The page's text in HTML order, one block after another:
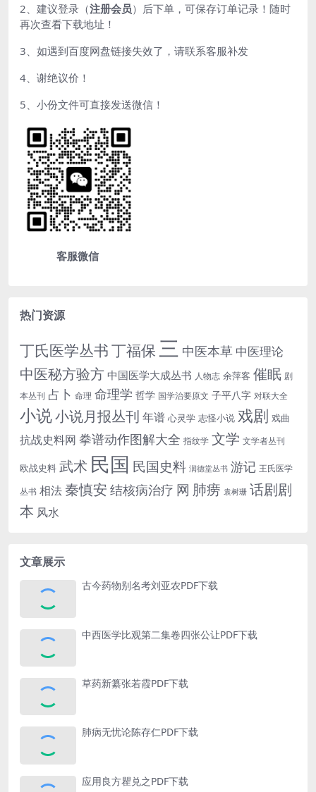
2、建议登录（注册会员）后下单，可保存订单记录！随时
再次查看下载地址！
3、如遇到百度网盘链接失效了，请联系客服补发
4、谢绝议价！
5、小份文件可直接发送微信！
客服微信
热门资源
丁氏医学丛书丁福保 三 中医本草 中医理论
中医秘方验方 中国医学大成丛书 人物志 余萍客 催眠 剧
本丛刊 占卜 命理 命理学 哲学 国学治要原文 子平八字 对联大全
小说小说月报丛刊 年谱 心灵学 志怪小说 戏剧 戏曲
抗战史料网 拳谱动作图解大全 指纹学 文学 文学者丛刊
欧战史料 武术 民国 民国史料 润德堂丛书 游记 王氏医学
丛书 相法 秦慎安 结核病治疗 网 肺痨 袁树珊 话剧剧
本 风水
文章展示
古今药物别名考刘亚农PDF下载
中西医学比观第二集卷四张公让PDF下载
草药新纂张若霞PDF下载
肺病无忧论陈存仁PDF下载
应用良方瞿兑之PDF下载